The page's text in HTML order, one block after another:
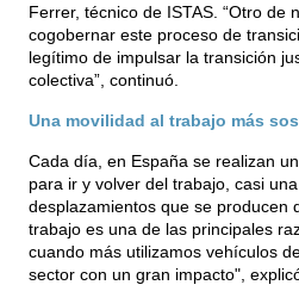
Ferrer, técnico de ISTAS. “Otro de
cogobernar este proceso de
legítimo de impulsar la transición
colectiva”, continuó.
Una movilidad al trabajo más
Cada día, en España se realizan
para ir y volver del trabajo, casi
desplazamientos que se producen
trabajo es una de las principales
cuando más utilizamos vehículos
sector con un gran impacto",